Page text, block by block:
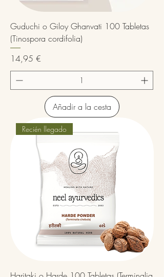
Guduchi o Giloy Ghanvati 100 Tabletas
(Tinospora cordifolia)
Precio
14,95 €
Añadir a la cesta
Recién llegado